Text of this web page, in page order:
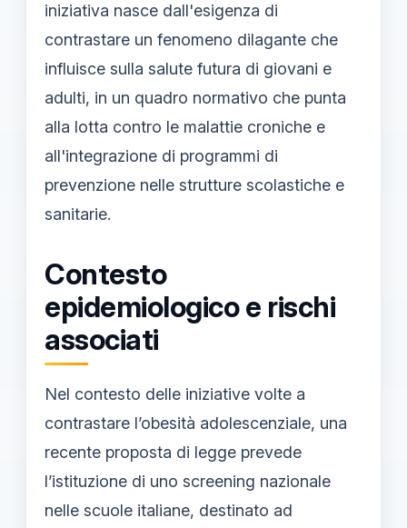
iniziativa nasce dall'esigenza di
contrastare un fenomeno dilagante che
influisce sulla salute futura di giovani e
adulti, in un quadro normativo che punta
alla lotta contro le malattie croniche e
all'integrazione di programmi di
prevenzione nelle strutture scolastiche e
sanitarie.
Contesto
epidemiologico e rischi
associati
Nel contesto delle iniziative volte a
contrastare l’obesità adolescenziale, una
recente proposta di legge prevede
l’istituzione di uno screening nazionale
nelle scuole italiane, destinato ad